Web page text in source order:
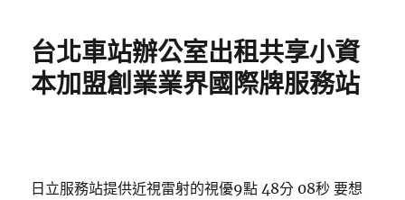
台北車站辦公室出租共享小資
本加盟創業業界國際牌服務站
日立服務站提供近視雷射的視優9點 48分 08秒 要想